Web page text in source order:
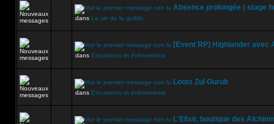
Absence prolongée ( stage
dans La vie de la guilde
[Event RP] Highlander avec
dans Excursions et évènements
Loots Zul Gurub
dans Excursions et évènements
L'Elixir, boutique des